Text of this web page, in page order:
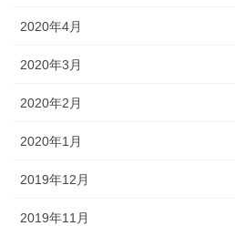
2020年4月
2020年3月
2020年2月
2020年1月
2019年12月
2019年11月